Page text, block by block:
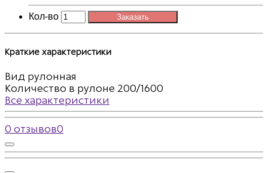
Кол-во Заказать
Краткие характеристики
Вид рулонная
Количество в рулоне 200/1600
Все характеристики
0 отзывов0